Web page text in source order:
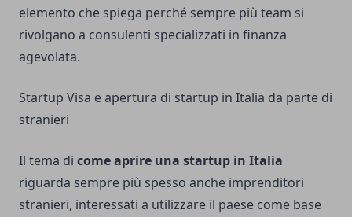
elemento che spiega perché sempre più team si
rivolgano a consulenti specializzati in finanza
agevolata.
Startup Visa e apertura di startup in Italia da parte di
stranieri
Il tema di come aprire una startup in Italia
riguarda sempre più spesso anche imprenditori
stranieri, interessati a utilizzare il paese come base